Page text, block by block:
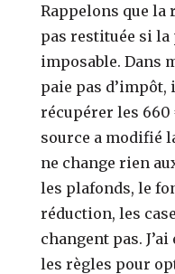
Rappelons que la
pas restituée si la
imposable. Dans
paie pas
récupérer les 660
source a modifié
ne change rien
les plafonds, le
réduction, les
changent pas.
les règles pour